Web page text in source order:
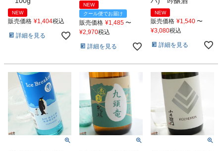
NEW
販売価格 ¥1,404税込
詳細を見る
NEW
クール便でお届け
販売価格 ¥1,485 〜
¥2,970税込
詳細を見る
NEW
販売価格 ¥1,540 〜
¥3,080税込
詳細を見る